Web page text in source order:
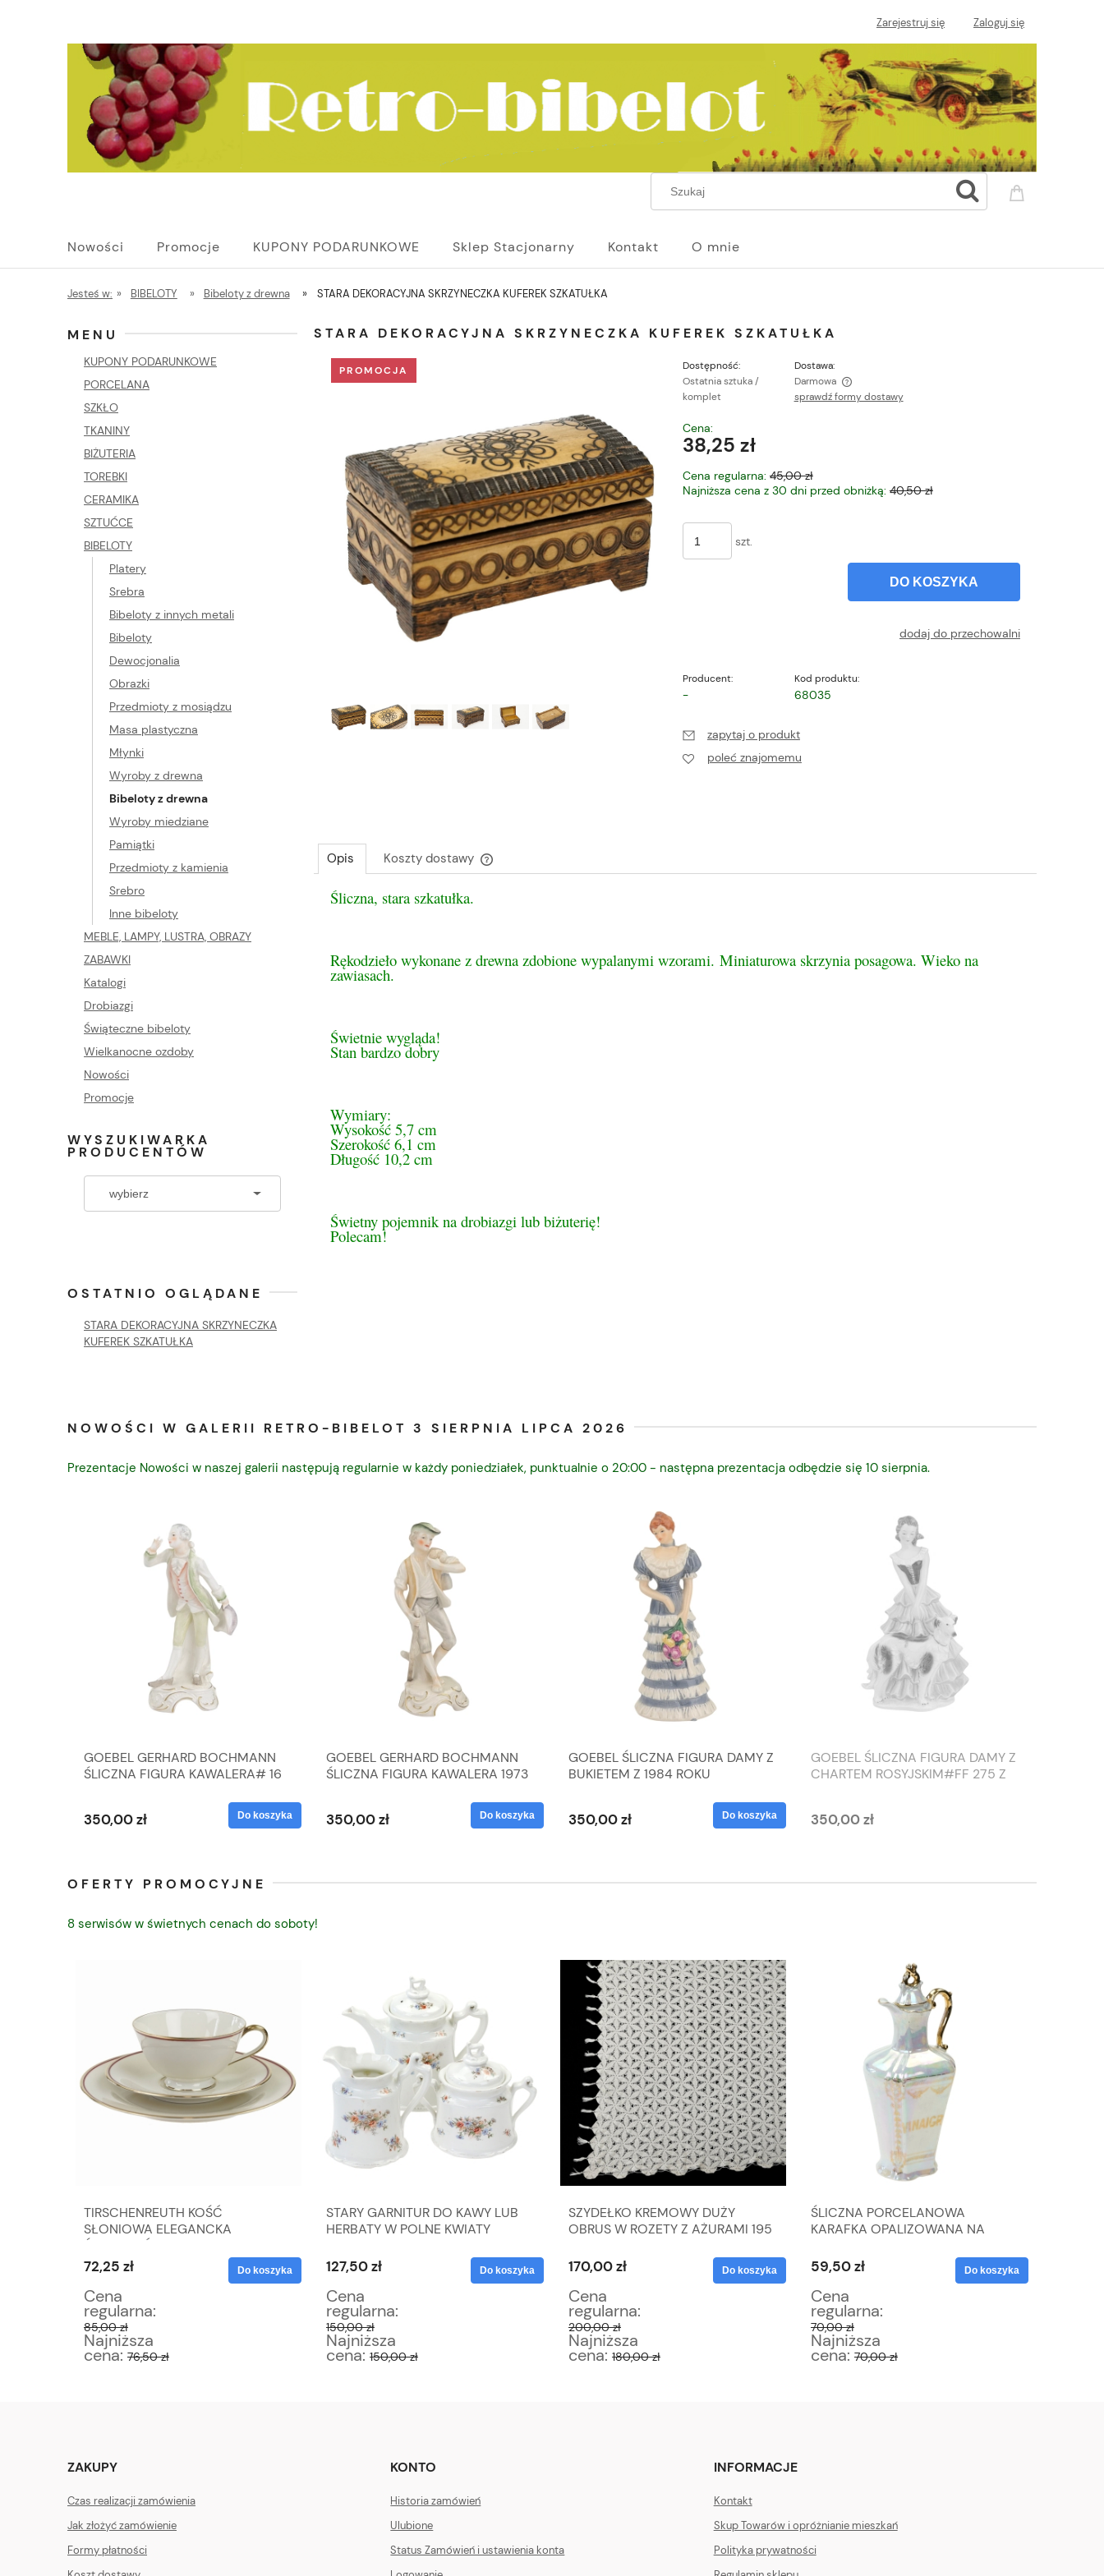
Zarejestruj się Zaloguj się
Nowości Promocje KUPONY PODARUNKOWE Sklep Stacjonarny Kontakt O mnie
Jesteś w: » BIBELOTY » Bibeloty z drewna » STARA DEKORACYJNA SKRZYNECZKA KUFEREK SZKATUŁKA
MENU
KUPONY PODARUNKOWE
PORCELANA
SZKŁO
TKANINY
BIŻUTERIA
TOREBKI
CERAMIKA
SZTUĆCE
BIBELOTY
Platery
Srebra
Bibeloty z innych metali
Bibeloty
Dewocjonalia
Obrazki
Przedmioty z mosiądzu
Masa plastyczna
Młynki
Wyroby z drewna
Bibeloty z drewna
Wyroby miedziane
Pamiątki
Przedmioty z kamienia
Srebro
Inne bibeloty
MEBLE, LAMPY, LUSTRA, OBRAZY
ZABAWKI
Katalogi
Drobiazgi
Świąteczne bibeloty
Wielkanocne ozdoby
Nowości
Promocje
WYSZUKIWARKA
PRODUCENTÓW
OSTATNIO OGLĄDANE
STARA DEKORACYJNA SKRZYNECZKA
KUFEREK SZKATUŁKA
STARA DEKORACYJNA SKRZYNECZKA KUFEREK SZKATUŁKA
PROMOCJA
Dostępność:
Ostatnia sztuka /
komplet
Dostawa:
Darmowa
sprawdź formy dostawy
Cena:
38,25 zł
Cena regularna: 45,00 zł
Najniższa cena z 30 dni przed obniżką: 40,50 zł
szt.
DO KOSZYKA
dodaj do przechowalni
Producent:
-
Kod produktu:
68035
zapytaj o produkt
poleć znajomemu
Opis Koszty dostawy
Śliczna, stara szkatułka.
Rękodzieło wykonane z drewna zdobione wypalanymi wzorami. Miniaturowa skrzynia posagowa. Wieko na
zawiasach.
Świetnie wygląda!
Stan bardzo dobry
Wymiary:
Wysokość 5,7 cm
Szerokość 6,1 cm
Długość 10,2 cm
Świetny pojemnik na drobiazgi lub biżuterię!
Polecam!
NOWOŚCI W GALERII RETRO-BIBELOT 3 SIERPNIA LIPCA 2026
Prezentacje Nowości w naszej galerii następują regularnie w każdy poniedziałek, punktualnie o 20:00 - następna prezentacja odbędzie się 10 sierpnia.
GOEBEL GERHARD BOCHMANN
ŚLICZNA FIGURA KAWALERA# 16
350,00 zł Do koszyka
GOEBEL GERHARD BOCHMANN
ŚLICZNA FIGURA KAWALERA 1973
350,00 zł Do koszyka
GOEBEL ŚLICZNA FIGURA DAMY Z
BUKIETEM Z 1984 ROKU
350,00 zł Do koszyka
GOEBEL ŚLICZNA FIGURA DAMY Z
CHARTEM ROSYJSKIM#FF 275 Z
350,00 zł
OFERTY PROMOCYJNE
8 serwisów w świetnych cenach do soboty!
TIRSCHENREUTH KOŚĆ
SŁONIOWA ELEGANCKA
ŚNIADANIÓWKA
72,25 zł
Cena
regularna:
85,00 zł
Najniższa
cena: 76,50 zł
Do koszyka
STARY GARNITUR DO KAWY LUB
HERBATY W POLNE KWIATY
127,50 zł
Cena
regularna:
150,00 zł
Najniższa
cena: 150,00 zł
Do koszyka
SZYDEŁKO KREMOWY DUŻY
OBRUS W ROZETY Z AŻURAMI 195
170,00 zł
Cena
regularna:
200,00 zł
Najniższa
cena: 180,00 zł
Do koszyka
ŚLICZNA PORCELANOWA
KARAFKA OPALIZOWANA NA
59,50 zł
Cena
regularna:
70,00 zł
Najniższa
cena: 70,00 zł
Do koszyka
ZAKUPY
Czas realizacji zamówienia
Jak złożyć zamówienie
Formy płatności
KONTO
Historia zamówień
Ulubione
Status Zamówień i ustawienia konta
INFORMACJE
Kontakt
Skup Towarów i opróżnianie mieszkań
Polityka prywatności